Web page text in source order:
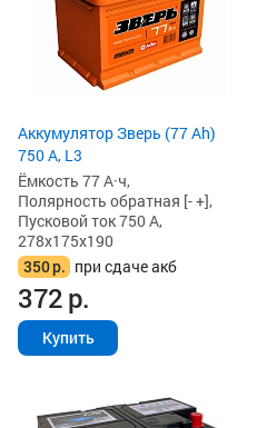
Аккумулятор Зверь (77 Ah)
750 А, L3
Ёмкость 77 А·ч,
Полярность обратная [- +],
Пусковой ток 750 А,
278x175x190
350р. при сдаче акб
372р.
Купить